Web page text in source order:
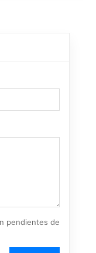
pendientes de